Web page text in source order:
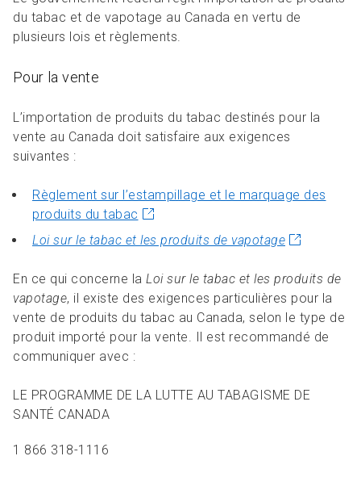
du tabac et de vapotage au Canada en vertu de
plusieurs lois et règlements.
Pour la vente
L’importation de produits du tabac destinés pour la
vente au Canada doit satisfaire aux exigences
suivantes :
Règlement sur l’estampillage et le marquage des
produits du tabac
Loi sur le tabac et les produits de vapotage
En ce qui concerne la Loi sur le tabac et les produits de
vapotage, il existe des exigences particulières pour la
vente de produits du tabac au Canada, selon le type de
produit importé pour la vente. Il est recommandé de
communiquer avec :
LE PROGRAMME DE LA LUTTE AU TABAGISME DE
SANTÉ CANADA
1 866 318-1116